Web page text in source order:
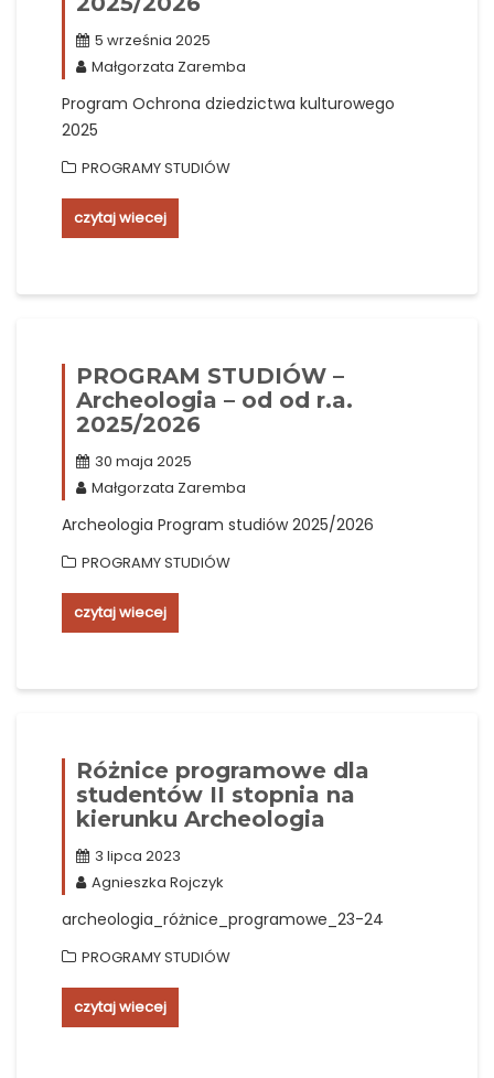
5 września 2025
Małgorzata Zaremba
Program Ochrona dziedzictwa kulturowego
2025
PROGRAMY STUDIÓW
czytaj wiecej
PROGRAM STUDIÓW –
Archeologia – od od r.a.
2025/2026
30 maja 2025
Małgorzata Zaremba
Archeologia Program studiów 2025/2026
PROGRAMY STUDIÓW
czytaj wiecej
Różnice programowe dla
studentów II stopnia na
kierunku Archeologia
3 lipca 2023
Agnieszka Rojczyk
archeologia_różnice_programowe_23-24
PROGRAMY STUDIÓW
czytaj wiecej